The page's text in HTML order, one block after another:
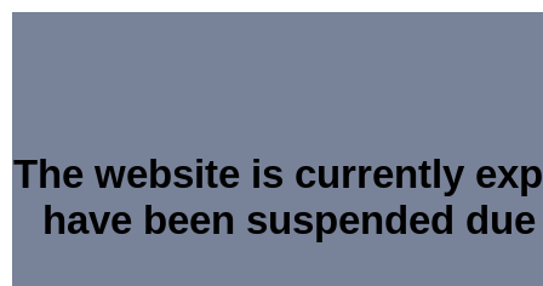
The website is currently
have been suspended